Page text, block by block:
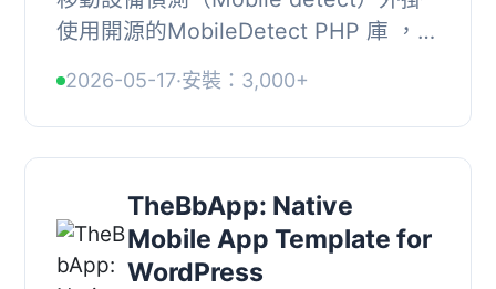
使用開源的MobileDetect PHP 庫 ，以
wp_is_mobile() ，以使平板電腦不被偵
測為行動裝置！, 如...
2026-05-17·安裝：3,000+
TheBbApp: Native
Mobile App Template for
WordPress